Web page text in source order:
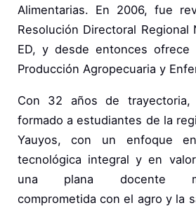
Alimentarias. En 2006, fue
Resolución Directoral Regional
ED, y desde entonces ofrece
Producción Agropecuaria y
Con 32 años de
formado a estudiantes de la
Yauyos, con un enfoque
tecnológica integral y en
una plana docente
comprometida con el agro y la